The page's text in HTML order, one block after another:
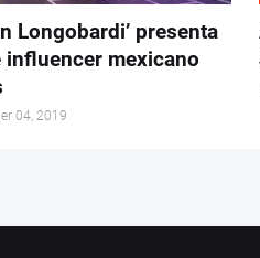
Longobardi’ presenta
mexicano
04, 2019